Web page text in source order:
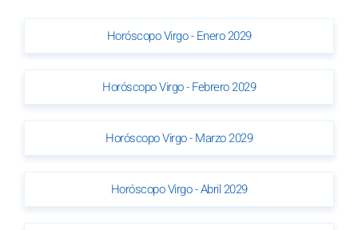
Horóscopo Virgo - Enero 2029
Horóscopo Virgo - Febrero 2029
Horóscopo Virgo - Marzo 2029
Horóscopo Virgo - Abril 2029